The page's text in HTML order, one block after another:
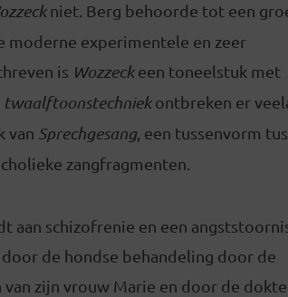
niet. Berg behoorde tot een
moderne experimentele en zeer
is Wozzeckeen toneelstuk met
twaalftoonstechniekontbreken er
van Sprechgesang, een tussenvorm
zangfragmenten.
aan schizofrenie en een
de hondse behandeling door de
zijn vrouw Marie en door de